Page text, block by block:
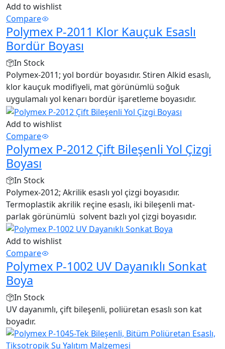
Add to wishlist
Compare
Polymex P-2011 Klor Kauçuk Esaslı
Bordür Boyası
In Stock
Polymex-2011; yol bordür boyasıdır. Stiren Alkid esaslı,
klor kauçuk modifiyeli, mat görünümlü soğuk
uygulamalı yol kenarı bordür işaretleme boyasıdır.
Add to wishlist
Compare
Polymex P-2012 Çift Bileşenli Yol Çizgi
Boyası
In Stock
Polymex-2012; Akrilik esaslı yol çizgi boyasıdır.
Termoplastik akrilik reçine esaslı, iki bileşenli mat-
parlak görünümlü solvent bazlı yol çizgi boyasıdır.
Add to wishlist
Compare
Polymex P-1002 UV Dayanıklı Sonkat
Boya
In Stock
UV dayanımlı, çift bileşenli, poliüretan esaslı son kat
boyadır.